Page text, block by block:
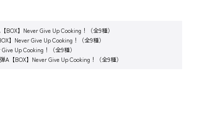
】Never Give Up Cooking！（全9種）
】Never Give Up Cooking！（全9種）
Up Cooking！（全9種）
【BOX】Never Give Up Cooking！（全9種）